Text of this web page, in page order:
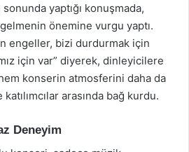
yaptığı konuşmada,
önemine vurgu yaptı.
engeller, bizi durdurmak için
için var” diyerek, dinleyicilere
konserin atmosferini daha da
arasında bağ kurdu.
Deneyim